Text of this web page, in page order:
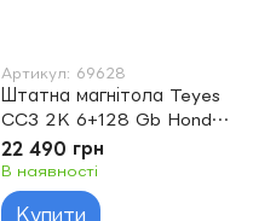
Артикул: 69628
Штатна магнітола Teyes
CC3 2K 6+128 Gb Honda
BRV 2015-2019 9"
22 490 грн
В наявності
Купити